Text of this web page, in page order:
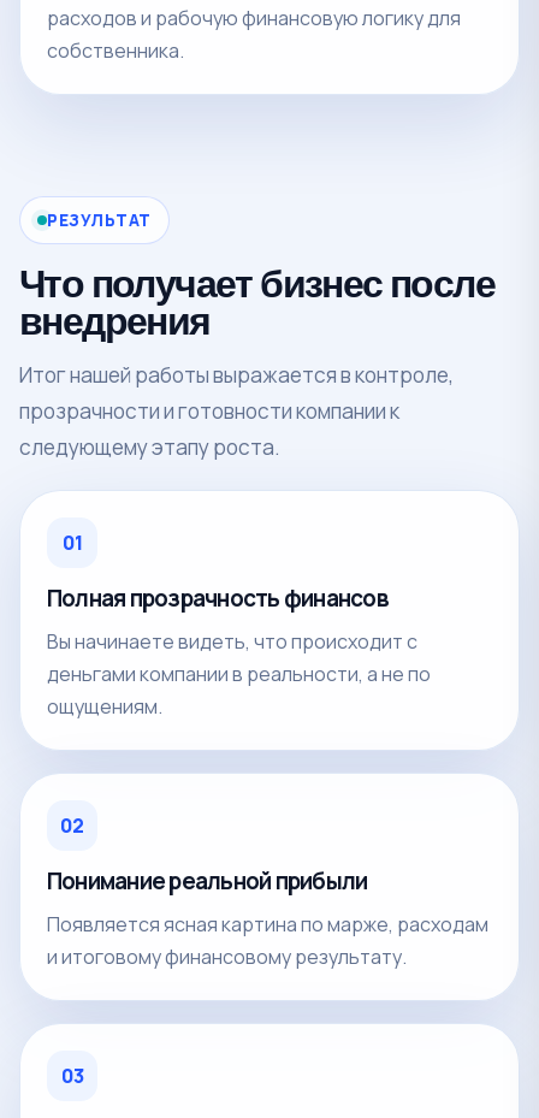
расходов и рабочую финансовую логику для
собственника.
РЕЗУЛЬТАТ
Что получает бизнес после
внедрения
Итог нашей работы выражается в контроле,
прозрачности и готовности компании к
следующему этапу роста.
01
Полная прозрачность финансов
Вы начинаете видеть, что происходит с
деньгами компании в реальности, а не по
ощущениям.
02
Понимание реальной прибыли
Появляется ясная картина по марже, расходам
и итоговому финансовому результату.
03